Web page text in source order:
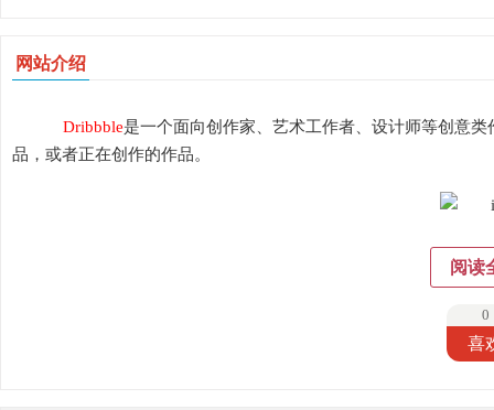
网站介绍
Dribbble是一个面向创作家、艺术工作者、设计师等创意
品，或者正在创作的作品。
阅读
0
喜